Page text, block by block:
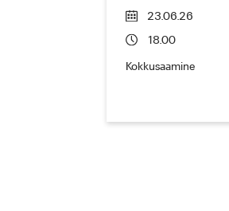
23.06.26
18.00
Kokkusaamine